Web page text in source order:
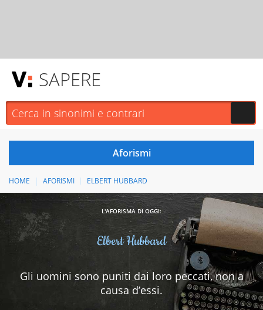
SAPERE
HOME AFORISMI ELBERT HUBBARD
L'AFORISMA DI OGGI:
Elbert Hubbard
Gli uomini sono puniti dai loro peccati, non a
causa d’essi.